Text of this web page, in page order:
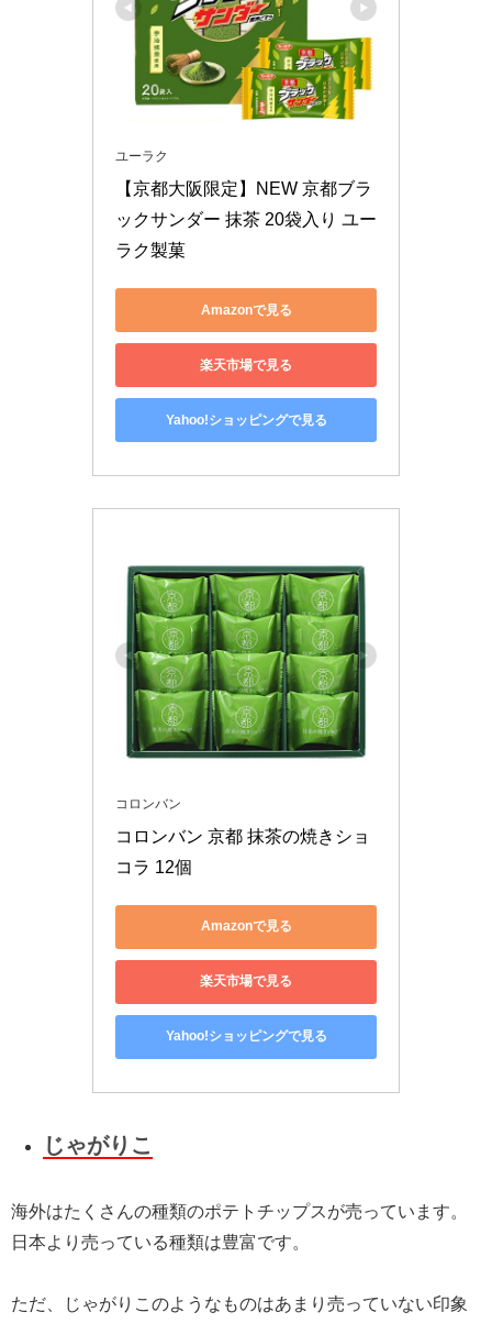
ユーラク
【京都大阪限定】NEW 京都ブラ
ックサンダー 抹茶 20袋入り ユー
ラク製菓
Amazonで見る
楽天市場で見る
Yahoo!ショッピングで見る
コロンバン
コロンバン 京都 抹茶の焼きショ
コラ 12個
Amazonで見る
楽天市場で見る
Yahoo!ショッピングで見る
じゃがりこ
海外はたくさんの種類のポテトチップスが売っています。
日本より売っている種類は豊富です。
ただ、じゃがりこのようなものはあまり売っていない印象